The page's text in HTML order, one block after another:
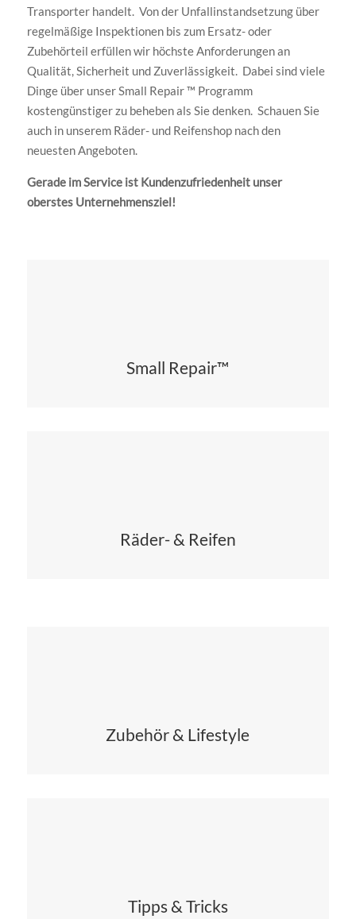
Transporter handelt. Von der Unfallinstandsetzung über
regelmäßige Inspektionen bis zum Ersatz- oder
Zubehörteil erfüllen wir höchste Anforderungen an
Qualität, Sicherheit und Zuverlässigkeit. Dabei sind viele
Dinge über unser Small Repair ™ Programm
kostengünstiger zu beheben als Sie denken. Schauen Sie
auch in unserem Räder- und Reifenshop nach den
neuesten Angeboten.
Gerade im Service ist Kundenzufriedenheit unser
oberstes Unternehmensziel!
Small Repair™
Räder- & Reifen
Zubehör & Lifestyle
Tipps & Tricks